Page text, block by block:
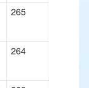
265
264